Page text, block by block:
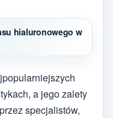
hialuronowego w
a jego zalety
specjalistów,